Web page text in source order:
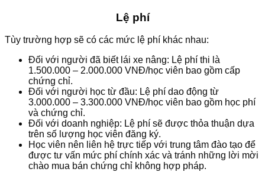
Lệ phí
Tùy trường hợp sẽ có các mức lệ phí khác nhau:
Đối với người đã biết lái xe nâng: Lệ phí thi là
1.500.000 – 2.000.000 VNĐ/học viên bao gồm cấp
chứng chỉ.
Đối với người học từ đầu: Lệ phí dao động từ
3.000.000 – 3.300.000 VNĐ/học viên bao gồm học phí
và chứng chỉ.
Đối với doanh nghiệp: Lệ phí sẽ được thỏa thuận dựa
trên số lượng học viên đăng ký.
Học viên nên liên hệ trực tiếp với trung tâm đào tạo để
được tư vấn mức phí chính xác và tránh những lời mời
chào mua bán chứng chỉ không hợp pháp.